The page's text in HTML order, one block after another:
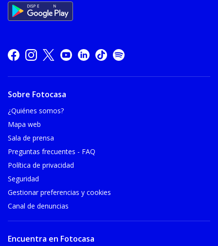
Sobre Fotocasa
¿Quiénes somos?
Mapa web
Sala de prensa
Preguntas frecuentes - FAQ
Política de privacidad
Seguridad
Gestionar preferencias y cookies
Canal de denuncias
Encuentra en Fotocasa